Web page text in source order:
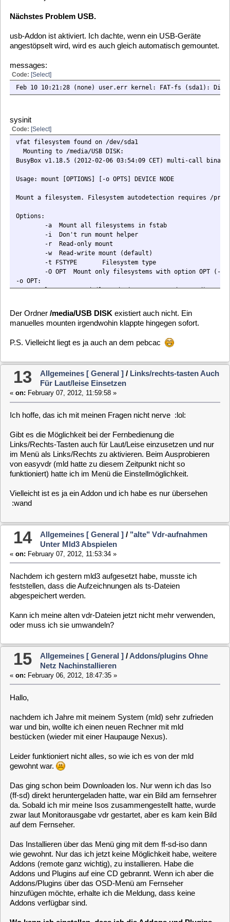
Nachdem ich gestern mld3 aufgesetzt habe, musste ich
abgespeichert werden.
Kann ich meine alten vdr-Dateien jetzt nicht mehr verwenden,
15 Allgemeines [ General ]/Addons/plugins Ohne
Netz Nachinstallieren
Hallo,
nachdem ich Jahre mit meinem System (mld) sehr zufrieden
war und bin, wollte ich einen neuen Rechner mit mld
bestücken (wieder mit einer Haupauge Nexus).
gewohnt war.
Das ging schon beim Downloaden los. Nur wenn ich das Iso
(ff-sd) direkt heruntergeladen hatte, war ein Bild am fernsehrer
zwar laut Monitorausgabe vdr gestartet, aber es kam kein Bild
auf dem Fernseher.
Das Installieren über das Menü ging mit dem ff-sd-iso dann
wie gewohnt. Nur das ich jetzt keine Möglichkeit habe, weitere
Addons (remote ganz wichtig), zu installieren. Habe die
Addons und Plugins auf eine CD gebrannt. Wenn ich aber die
Addons/Plugins über das OSD-Menü am Fernseher
hinzufügen möchte, erhalte ich die Meldung, dass keine
Addons verfügbar sind.
von CD einspielen kann?
Wie kann ich es sonst noch bewerkstelligen?
Habe hier kein Netz!! Hatte schon versucht über mounten die
Addons auf die Festplatte zu kopieren, aber leider gibt es in der
Standard-Version kein copy-Befehl :-(
sausi